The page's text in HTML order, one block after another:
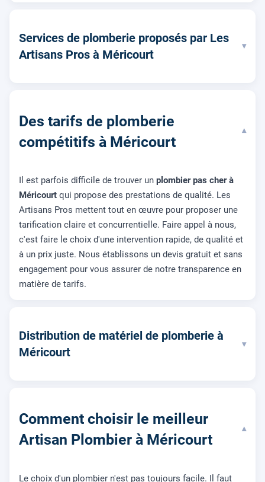
Services de plomberie proposés par Les
Artisans Pros à Méricourt
▾
Des tarifs de plomberie
compétitifs à Méricourt
▾
Il est parfois difficile de trouver un plombier pas cher à
Méricourt qui propose des prestations de qualité. Les
Artisans Pros mettent tout en œuvre pour proposer une
tarification claire et concurrentielle. Faire appel à nous,
c'est faire le choix d'une intervention rapide, de qualité et
à un prix juste. Nous établissons un devis gratuit et sans
engagement pour vous assurer de notre transparence en
matière de tarifs.
Distribution de matériel de plomberie à
Méricourt
▾
Comment choisir le meilleur
Artisan Plombier à Méricourt
▾
Le choix d'un plombier n'est pas toujours facile. Il faut